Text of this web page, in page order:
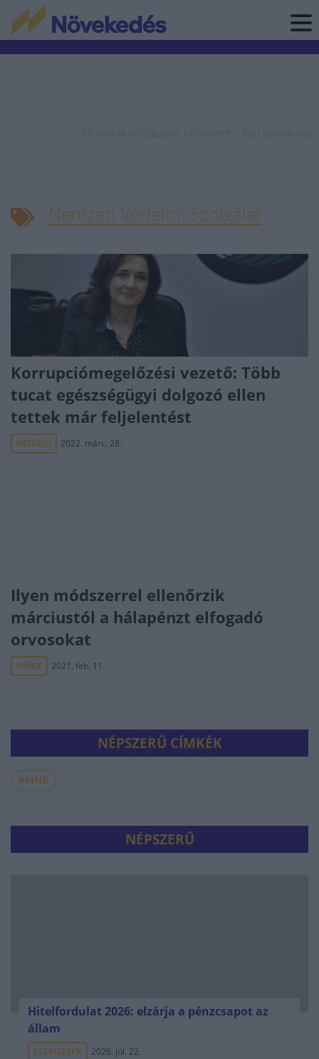
Nemzeti Védelmi Szolgálat
Korrupciómegelőzési vezető: Több
tucat egészségügyi dolgozó ellen
tettek már feljelentést
INTERJÚ 2022. márc. 28.
Ilyen módszerrel ellenőrzik
márciustól a hálapénzt elfogadó
orvosokat
HÍREK 2021. feb. 11.
NÉPSZERŰ CÍMKÉK
#MNB
NÉPSZERŰ
Hitelfordulat 2026: elzárja a pénzcsapot az
állam
ELEMZÉSEK 2026. júl. 22.